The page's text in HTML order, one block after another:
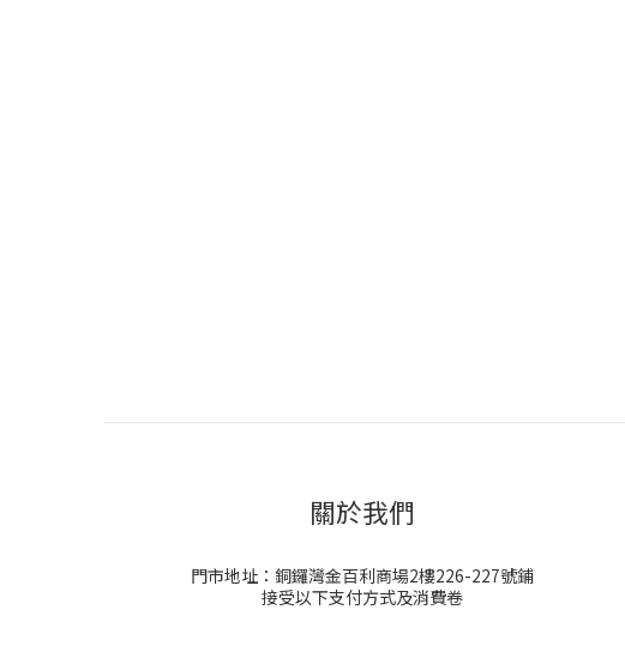
關於我們
門市地址：銅鑼灣金百利商場2樓226-227號鋪
接受以下支付方式及消費卷